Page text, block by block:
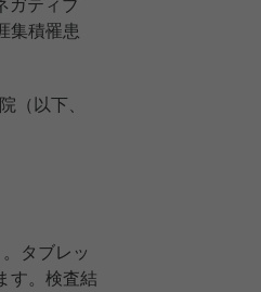
集積罹患
（以下、
。タブレッ
す。検査結